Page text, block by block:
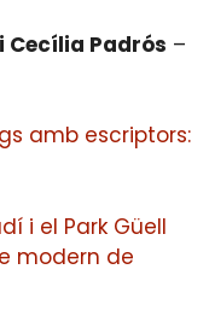
Cecília Padrós –
amb escriptors:
i el Park Güell
modern de